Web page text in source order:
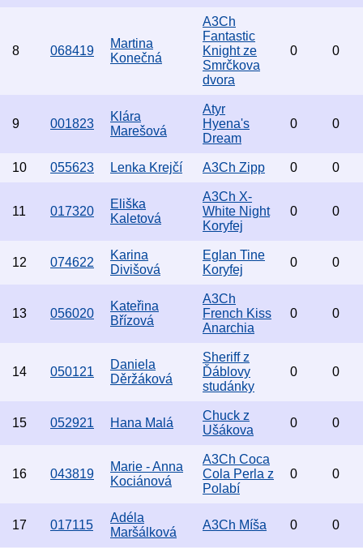
8 068419
Martina
Konečná
A3Ch
Fantastic
Knight ze
Smrčkova
dvora
0 0
9 001823
Klára
Marešová
Atyr
Hyena's
Dream
0 0
10 055623 Lenka Krejčí A3Ch Zipp 0 0
11 017320
Eliška
Kaletová
A3Ch X-
White Night
Koryfej
0 0
12 074622
Karina
Divišová
Eglan Tine
Koryfej
0 0
13 056020
Kateřina
Břízová
A3Ch
French Kiss
Anarchia
0 0
14 050121
Daniela
Děržáková
Sheriff z
Ďáblovy
studánky
0 0
15 052921 Hana Malá
Chuck z
Ušákova
0 0
16 043819
Marie - Anna
Kociánová
A3Ch Coca
Cola Perla z
Polabí
0 0
17 017115
Adéla
Maršálková
A3Ch Míša 0 0